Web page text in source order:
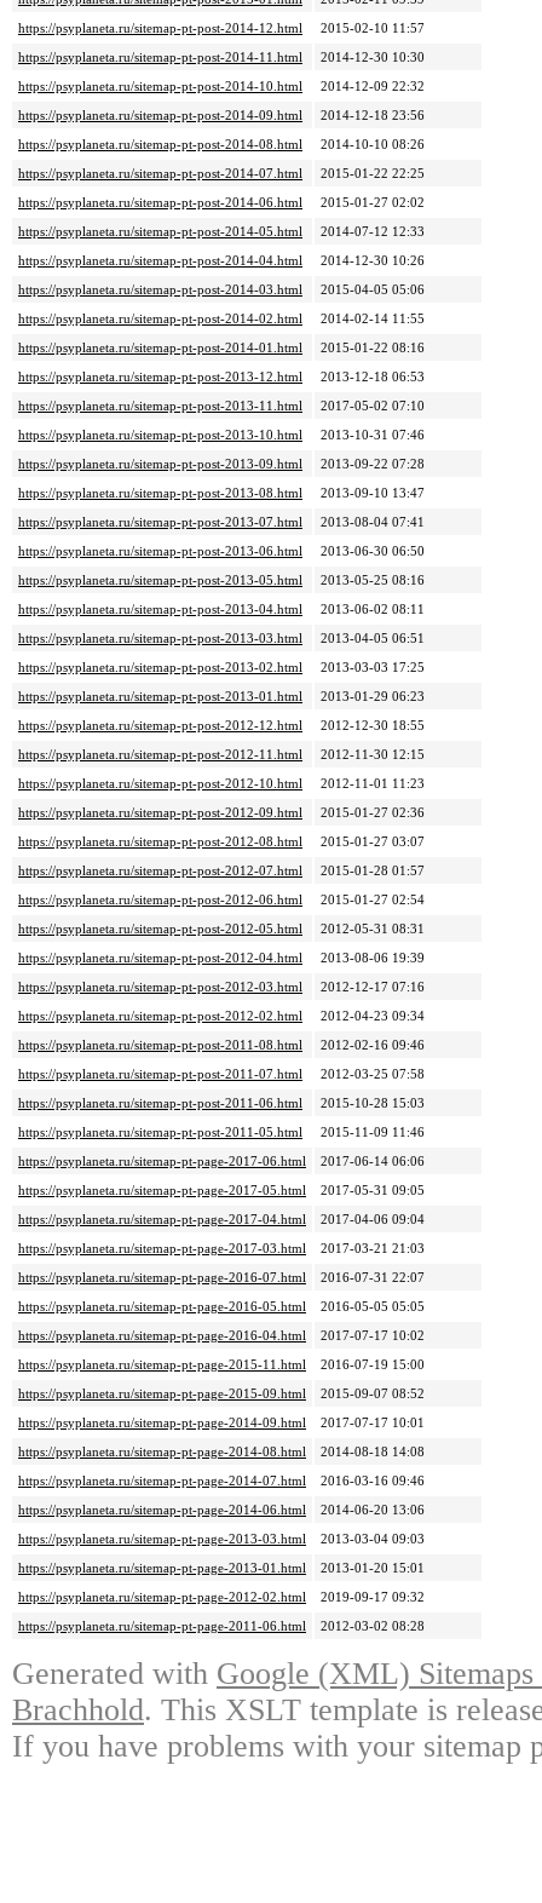
https://psyplaneta.ru/sitemap-pt-post-2014-12.html
2015-02-10 11:57
https://psyplaneta.ru/sitemap-pt-post-2014-11.html
2014-12-30 10:30
https://psyplaneta.ru/sitemap-pt-post-2014-10.html
2014-12-09 22:32
https://psyplaneta.ru/sitemap-pt-post-2014-09.html
2014-12-18 23:56
https://psyplaneta.ru/sitemap-pt-post-2014-08.html
2014-10-10 08:26
https://psyplaneta.ru/sitemap-pt-post-2014-07.html
2015-01-22 22:25
https://psyplaneta.ru/sitemap-pt-post-2014-06.html
2015-01-27 02:02
https://psyplaneta.ru/sitemap-pt-post-2014-05.html
2014-07-12 12:33
https://psyplaneta.ru/sitemap-pt-post-2014-04.html
2014-12-30 10:26
https://psyplaneta.ru/sitemap-pt-post-2014-03.html
2015-04-05 05:06
https://psyplaneta.ru/sitemap-pt-post-2014-02.html
2014-02-14 11:55
https://psyplaneta.ru/sitemap-pt-post-2014-01.html
2015-01-22 08:16
https://psyplaneta.ru/sitemap-pt-post-2013-12.html
2013-12-18 06:53
https://psyplaneta.ru/sitemap-pt-post-2013-11.html
2017-05-02 07:10
https://psyplaneta.ru/sitemap-pt-post-2013-10.html
2013-10-31 07:46
https://psyplaneta.ru/sitemap-pt-post-2013-09.html
2013-09-22 07:28
https://psyplaneta.ru/sitemap-pt-post-2013-08.html
2013-09-10 13:47
https://psyplaneta.ru/sitemap-pt-post-2013-07.html
2013-08-04 07:41
https://psyplaneta.ru/sitemap-pt-post-2013-06.html
2013-06-30 06:50
https://psyplaneta.ru/sitemap-pt-post-2013-05.html
2013-05-25 08:16
https://psyplaneta.ru/sitemap-pt-post-2013-04.html
2013-06-02 08:11
https://psyplaneta.ru/sitemap-pt-post-2013-03.html
2013-04-05 06:51
https://psyplaneta.ru/sitemap-pt-post-2013-02.html
2013-03-03 17:25
https://psyplaneta.ru/sitemap-pt-post-2013-01.html
2013-01-29 06:23
https://psyplaneta.ru/sitemap-pt-post-2012-12.html
2012-12-30 18:55
https://psyplaneta.ru/sitemap-pt-post-2012-11.html
2012-11-30 12:15
https://psyplaneta.ru/sitemap-pt-post-2012-10.html
2012-11-01 11:23
https://psyplaneta.ru/sitemap-pt-post-2012-09.html
2015-01-27 02:36
https://psyplaneta.ru/sitemap-pt-post-2012-08.html
2015-01-27 03:07
https://psyplaneta.ru/sitemap-pt-post-2012-07.html
2015-01-28 01:57
https://psyplaneta.ru/sitemap-pt-post-2012-06.html
2015-01-27 02:54
https://psyplaneta.ru/sitemap-pt-post-2012-05.html
2012-05-31 08:31
https://psyplaneta.ru/sitemap-pt-post-2012-04.html
2013-08-06 19:39
https://psyplaneta.ru/sitemap-pt-post-2012-03.html
2012-12-17 07:16
https://psyplaneta.ru/sitemap-pt-post-2012-02.html
2012-04-23 09:34
https://psyplaneta.ru/sitemap-pt-post-2011-08.html
2012-02-16 09:46
https://psyplaneta.ru/sitemap-pt-post-2011-07.html
2012-03-25 07:58
https://psyplaneta.ru/sitemap-pt-post-2011-06.html
2015-10-28 15:03
https://psyplaneta.ru/sitemap-pt-post-2011-05.html
2015-11-09 11:46
https://psyplaneta.ru/sitemap-pt-page-2017-06.html
2017-06-14 06:06
https://psyplaneta.ru/sitemap-pt-page-2017-05.html
2017-05-31 09:05
https://psyplaneta.ru/sitemap-pt-page-2017-04.html
2017-04-06 09:04
https://psyplaneta.ru/sitemap-pt-page-2017-03.html
2017-03-21 21:03
https://psyplaneta.ru/sitemap-pt-page-2016-07.html
2016-07-31 22:07
https://psyplaneta.ru/sitemap-pt-page-2016-05.html
2016-05-05 05:05
https://psyplaneta.ru/sitemap-pt-page-2016-04.html
2017-07-17 10:02
https://psyplaneta.ru/sitemap-pt-page-2015-11.html
2016-07-19 15:00
https://psyplaneta.ru/sitemap-pt-page-2015-09.html
2015-09-07 08:52
https://psyplaneta.ru/sitemap-pt-page-2014-09.html
2017-07-17 10:01
https://psyplaneta.ru/sitemap-pt-page-2014-08.html
2014-08-18 14:08
https://psyplaneta.ru/sitemap-pt-page-2014-07.html
2016-03-16 09:46
https://psyplaneta.ru/sitemap-pt-page-2014-06.html
2014-06-20 13:06
https://psyplaneta.ru/sitemap-pt-page-2013-03.html
2013-03-04 09:03
https://psyplaneta.ru/sitemap-pt-page-2013-01.html
2013-01-20 15:01
https://psyplaneta.ru/sitemap-pt-page-2012-02.html
2019-09-17 09:32
https://psyplaneta.ru/sitemap-pt-page-2011-06.html
2012-03-02 08:28
Generated with Google (XML)
Brachhold. This XSLT template is
If you have problems with your sitemap